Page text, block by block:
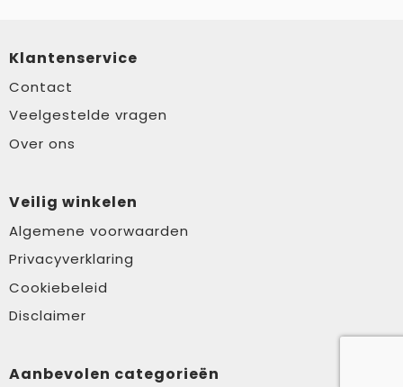
Klantenservice
Contact
Veelgestelde vragen
Over ons
Veilig winkelen
Algemene voorwaarden
Privacyverklaring
Cookiebeleid
Disclaimer
Aanbevolen categorieën